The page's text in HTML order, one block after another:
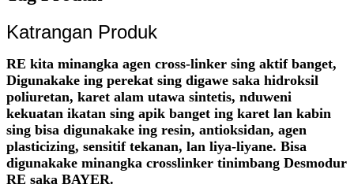
Katrangan Produk
RE kita minangka agen cross-linker sing aktif banget,
Digunakake ing perekat sing digawe saka hidroksil
poliuretan, karet alam utawa sintetis, nduweni
kekuatan ikatan sing apik banget ing karet lan kabin
sing bisa digunakake ing resin, antioksidan, agen
plasticizing, sensitif tekanan, lan liya-liyane. Bisa
digunakake minangka crosslinker tinimbang Desmodur
RE saka BAYER.